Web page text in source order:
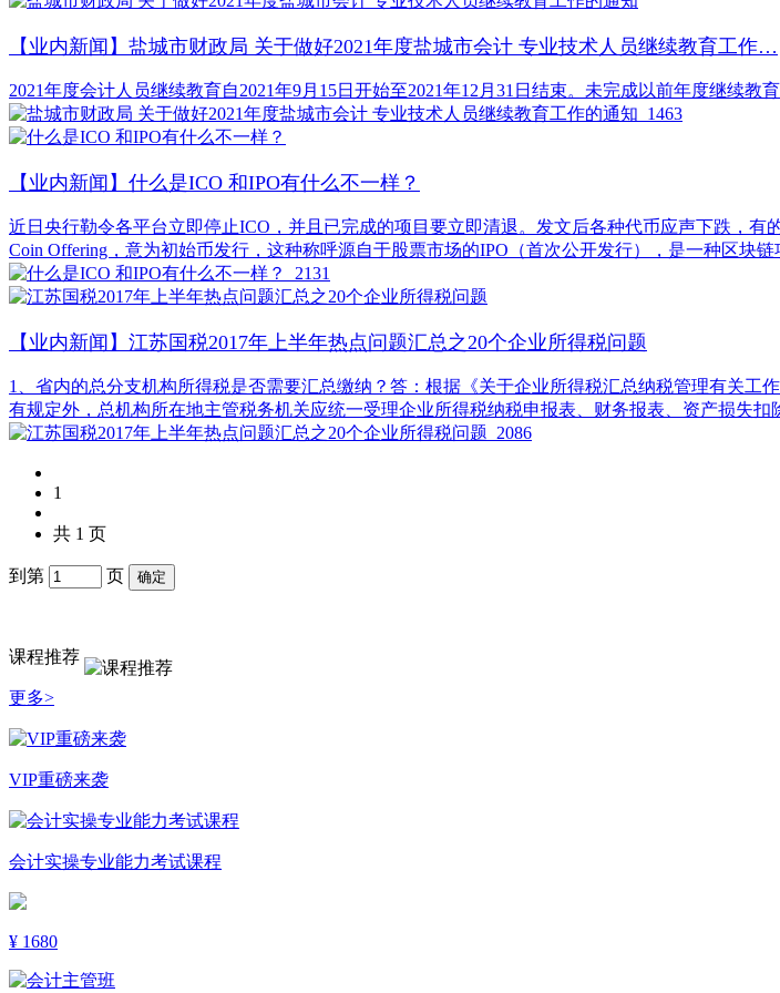
【业内新闻】盐城市财政局 关于做好2021年度盐城市会计 专业技术人员继续教育工作…
2021年度会计人员继续教育自2021年9月15日开始至2021年12月31日结束。未完成以前年度继续教
1463
【业内新闻】什么是ICO 和IPO有什么不一样？
近日央行勒令各平台立即停止ICO，并且已完成的项目要立即清退。发文后各种代币应声下跌，
Coin Offering，意为初始币发行，这种称呼源自于股票市场的IPO（首次公开发行），是一种区块
2131
【业内新闻】江苏国税2017年上半年热点问题汇总之20个企业所得税问题
1、省内的总分支机构所得税是否需要汇总缴纳？答：根据《关于企业所得税汇总纳税管理有关工
有规定外，总机构所在地主管税务机关应统一受理企业所得税纳税申报表、财务报表、资产损失
2086
1
共 1 页
到第 页 确定
课程推荐
更多>
VIP重磅来袭
会计实操专业能力考试课程
¥ 1680